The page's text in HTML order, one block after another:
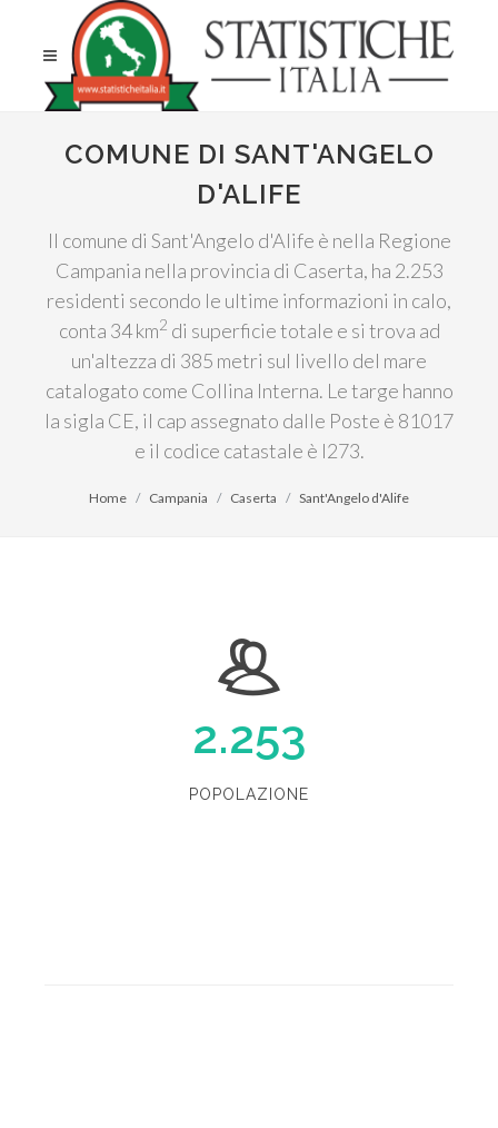
COMUNE DI SANT'ANGELO
D'ALIFE
Il comune di Sant'Angelo d'Alife è nella Regione
Campania nella provincia di Caserta, ha 2.253
residenti secondo le ultime informazioni in calo,
conta 34 km2 di superficie totale e si trova ad
un'altezza di 385 metri sul livello del mare
catalogato come Collina Interna. Le targe hanno
la sigla CE, il cap assegnato dalle Poste è 81017
e il codice catastale è I273.
Home Campania Caserta Sant'Angelo d'Alife
2.253
POPOLAZIONE